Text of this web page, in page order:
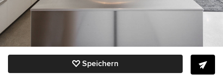
Speichern